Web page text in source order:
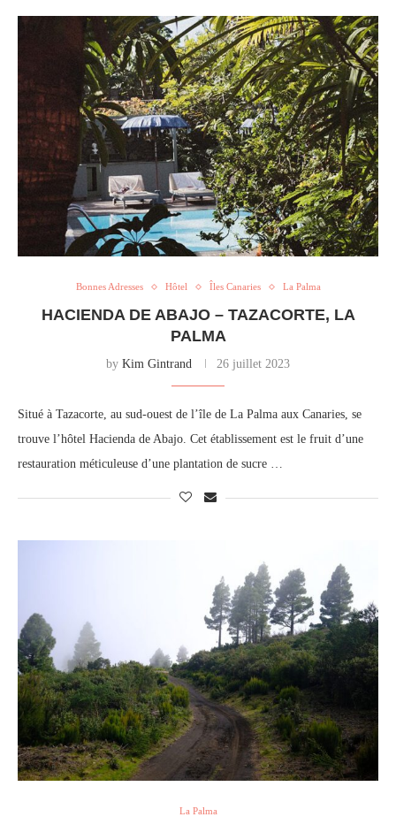
Bonnes Adresses Hôtel Îles Canaries La Palma
HACIENDA DE ABAJO – TAZACORTE, LA
PALMA
by Kim Gintrand 26 juillet 2023
Situé à Tazacorte, au sud-ouest de l’île de La Palma aux Canaries, se
trouve l’hôtel Hacienda de Abajo. Cet établissement est le fruit d’une
restauration méticuleuse d’une plantation de sucre …
La Palma